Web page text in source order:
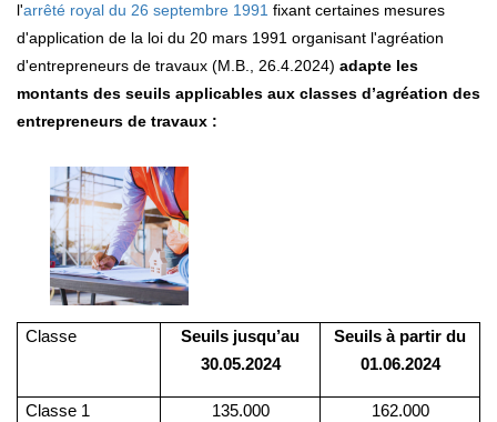
l'arrêté royal du 26 septembre 1991 fixant certaines mesures
d'application de la loi du 20 mars 1991 organisant l'agréation
d'entrepreneurs de travaux (M.B., 26.4.2024) adapte les
montants des seuils applicables aux classes d’agréation des
entrepreneurs de travaux :
Classe
Seuils jusqu’au
30.05.2024
Seuils à partir du
01.06.2024
Classe 1 135.000 162.000